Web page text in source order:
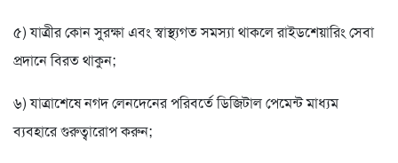
৫) যাত্রীর কোন সুরক্ষা এবং স্বাস্থ্যগত সমস্যা থাকলে রাইডশেয়ারিং সেবা
প্রদানে বিরত থাকুন;
৬) যাত্রাশেষে নগদ লেনদেনের পরিবর্তে ডিজিটাল পেমেন্ট মাধ্যম
ব্যবহারে গুরুত্বারোপ করুন;